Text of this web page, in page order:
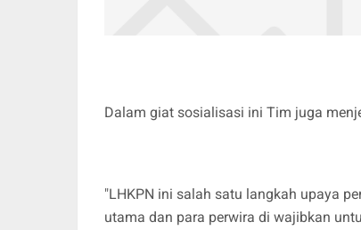
Dalam giat sosialisasi ini Tim juga
"LHKPN ini salah satu langkah upaya
utama dan para perwira di wajibkan